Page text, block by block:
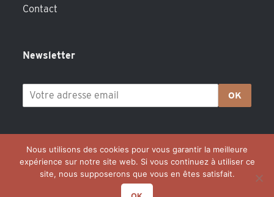
Contact
Newsletter
OK
Nous utilisons des cookies pour vous garantir la meilleure
expérience sur notre site web. Si vous continuez à utiliser ce
site, nous supposerons que vous en êtes satisfait.